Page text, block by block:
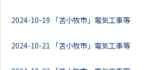
2024-10-19 「苫小牧市」電気工事等
2024-10-21 「苫小牧市」電気工事等